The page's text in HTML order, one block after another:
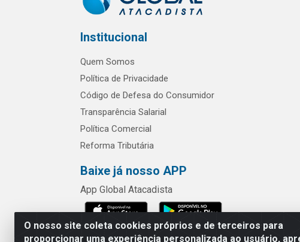
O nosso site coleta cookies próprios e de terceiros para
proporcionar uma experiência personalizada ao usuário,
Institucional
Quem Somos
Política de Privacidade
Código de Defesa do Consumidor
Transparência Salarial
Política Comercial
Reforma Tributária
Baixe já nosso APP
App Global Atacadista